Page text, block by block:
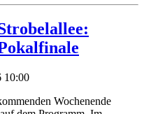
10:00
Wochenende